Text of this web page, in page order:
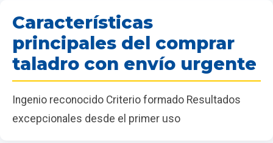
Características
principales del comprar
taladro con envío urgente
Ingenio reconocido Criterio formado Resultados
excepcionales desde el primer uso